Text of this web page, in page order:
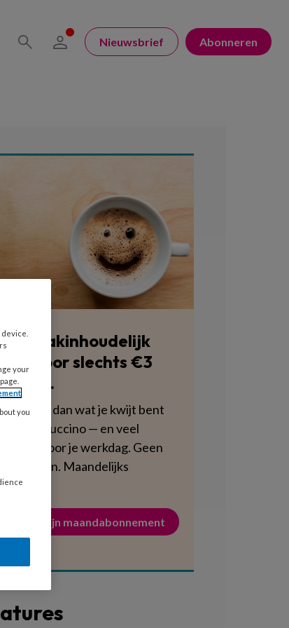
Nieuwsbrief Abonneren
vakinhoudelijk
voor slechts €3
week.
minder dan wat je kwijt bent
een cappuccino — en veel
voor je werkdag. Geen
Maandelijks
mijn maandabonnement
your
you